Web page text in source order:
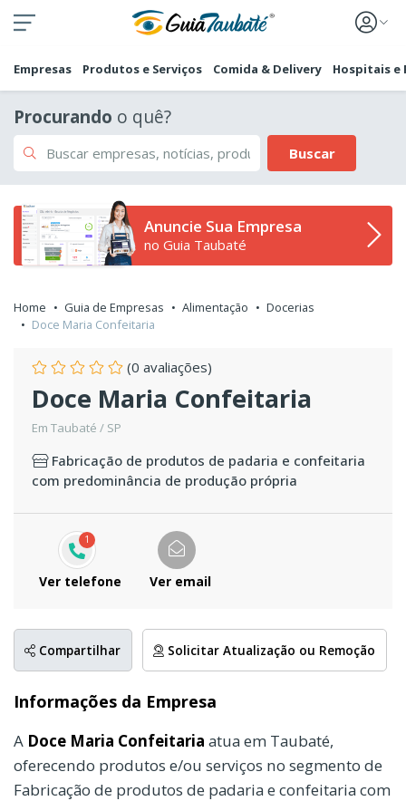
Empresas Produtos e Serviços Comida & Delivery Hospitais e
Procurando o quê?
Buscar
Anuncie Sua Empresa
no Guia Taubaté
Home Guia de Empresas Alimentação
Docerias
Doce Maria Confeitaria
(0 avaliações)
Doce Maria Confeitaria
Em Taubaté / SP
Fabricação de produtos de padaria e confeitaria
com predominância de produção própria
1
Ver telefone Ver email
Compartilhar Solicitar Atualização ou Remoção
Informações da Empresa
A Doce Maria Confeitaria atua em Taubaté,
oferecendo produtos e/ou serviços no segmento de
Fabricação de produtos de padaria e confeitaria com